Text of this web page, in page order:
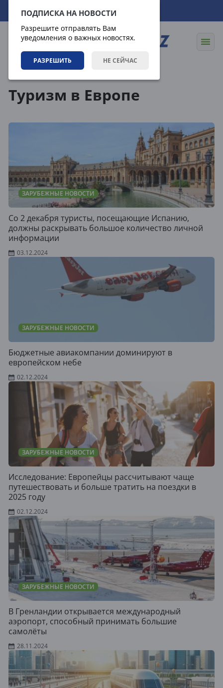
ПОДПИСКА НА НОВОСТИ
Разрешите отправлять Вам
уведомления о важных новостях.
РАЗРЕШИТЬ НЕ СЕЙЧАС
07.08.2026 00:31:16
Туризм в Европе
ЗАРУБЕЖНЫЕ НОВОСТИ
Со 2 декабря туристы, посещающие Испанию,
должны раскрывать большое количество личной
информации
03.12.2024
ЗАРУБЕЖНЫЕ НОВОСТИ
Бюджетные авиакомпании доминируют в
европейском небе
02.12.2024
ЗАРУБЕЖНЫЕ НОВОСТИ
Исследование: Европейцы рассчитывают чаще
путешествовать и больше тратить на поездки в
2025 году
02.12.2024
ЗАРУБЕЖНЫЕ НОВОСТИ
В Гренландии открывается международный
аэропорт, способный принимать большие
самолёты
28.11.2024